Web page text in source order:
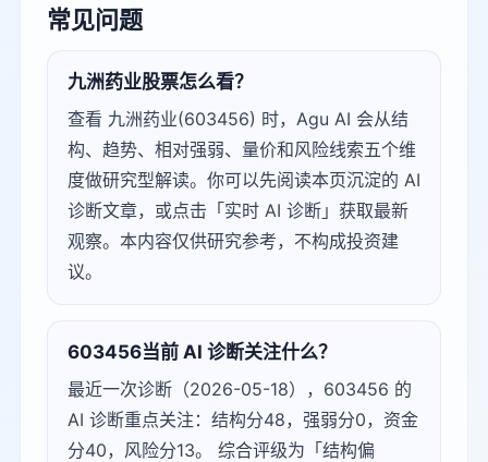
常见问题
九洲药业股票怎么看？
查看 九洲药业(603456) 时，Agu AI 会从结
构、趋势、相对强弱、量价和风险线索五个维
度做研究型解读。你可以先阅读本页沉淀的 AI
诊断文章，或点击「实时 AI 诊断」获取最新
观察。本内容仅供研究参考，不构成投资建
议。
603456当前 AI 诊断关注什么？
最近一次诊断（2026-05-18），603456 的
AI 诊断重点关注：结构分48，强弱分0，资金
分40，风险分13。 综合评级为「结构偏